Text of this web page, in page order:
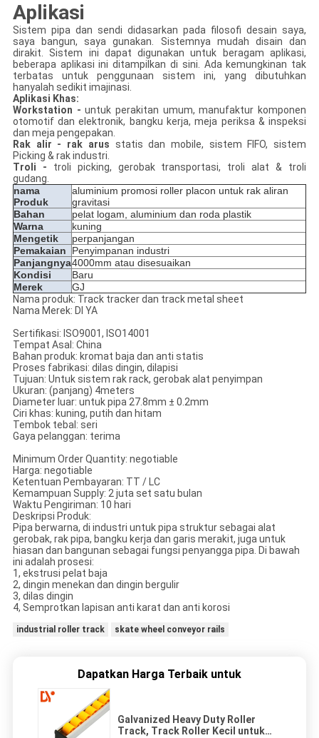
Aplikasi
Sistem pipa dan sendi didasarkan pada filosofi desain saya,
saya bangun, saya gunakan. Sistemnya mudah disain dan
dirakit. Sistem ini dapat digunakan untuk beragam aplikasi,
beberapa aplikasi ini ditampilkan di sini. Ada kemungkinan tak
terbatas untuk penggunaan sistem ini, yang dibutuhkan
hanyalah sedikit imajinasi.
Aplikasi Khas:
Workstation - untuk perakitan umum, manufaktur komponen
otomotif dan elektronik, bangku kerja, meja periksa & inspeksi
dan meja pengepakan.
Rak alir - rak arus statis dan mobile, sistem FIFO, sistem
Picking & rak industri.
Troli - troli picking, gerobak transportasi, troli alat & troli
gudang.
nama
Produk
aluminium promosi roller placon untuk rak aliran
gravitasi
Bahan
pelat logam, aluminium dan roda plastik
Warna
kuning
Mengetik
perpanjangan
Pemakaian
Penyimpanan industri
Panjangnya4000mm atau disesuaikan
Kondisi
Baru
Merek
GJ
Nama produk: Track tracker dan track metal sheet
Nama Merek: DI YA
Sertifikasi: ISO9001, ISO14001
Tempat Asal: China
Bahan produk: kromat baja dan anti statis
Proses fabrikasi: dilas dingin, dilapisi
Tujuan: Untuk sistem rak rack, gerobak alat penyimpan
Ukuran: (panjang) 4meters
Diameter luar: untuk pipa 27.8mm ± 0.2mm
Ciri khas: kuning, putih dan hitam
Tembok tebal: seri
Gaya pelanggan: terima
Minimum Order Quantity: negotiable
Harga: negotiable
Ketentuan Pembayaran: TT / LC
Kemampuan Supply: 2 juta set satu bulan
Waktu Pengiriman: 10 hari
Deskripsi Produk:
Pipa berwarna, di industri untuk pipa struktur sebagai alat
gerobak, rak pipa, bangku kerja dan garis merakit, juga untuk
hiasan dan bangunan sebagai fungsi penyangga pipa. Di bawah
ini adalah prosesi:
1, ekstrusi pelat baja
2, dingin menekan dan dingin bergulir
3, dilas dingin
4, Semprotkan lapisan anti karat dan anti korosi
industrial roller track skate wheel conveyor rails
Dapatkan Harga Terbaik untuk
Galvanized Heavy Duty Roller
Track, Track Roller Kecil untuk